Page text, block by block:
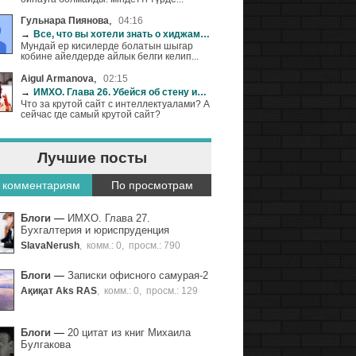
Гульнара Пиянова, 04:16
→
Все, что вы хотели знать о хиджаме (+18)
Мундай ер кисилерде болатын шыгар
кобине айелдерде айлык белги келип...
Aigul Armanova
02:15
→ ИМХО. Глава 26. Убейся об стену или особенности копирайта
Что за крутой сайт с интеллектуалами? А
сейчас где самый крутой сайт?
Лучшие посты
По просмотрам
Блоги — ИМХО. Глава 27.
Бухгалтерия и юриспруденция
SlavaNerush комм.: 0 просм.: 790
Блоги — Записки офисного самурая-2
Ақиқат Aks RAS комм.: 0 просм.: 129
Блоги — 20 цитат из книг Михаила
Булгакова